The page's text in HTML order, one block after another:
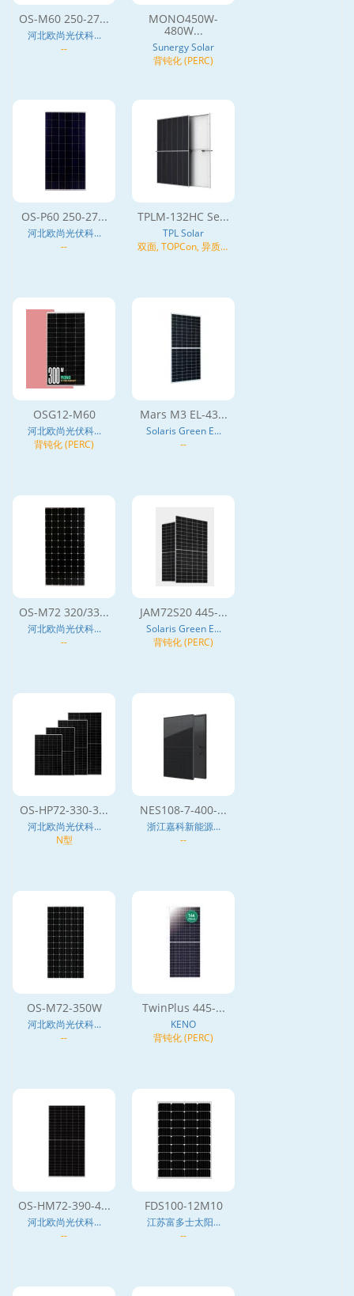
OS-M60 250-27...
河北欧尚光伏科...
--
MONO450W-
480W...
Sunergy Solar
背钝化 (PERC)
OS-P60 250-27...
河北欧尚光伏科...
--
TPLM-132HC Se...
TPL Solar
双面, TOPCon, 异质结
OSG12-M60
河北欧尚光伏科...
背钝化 (PERC)
Mars M3 EL-43...
Solaris Green E...
--
OS-M72 320/33...
河北欧尚光伏科...
--
JAM72S20 445-...
Solaris Green E...
背钝化 (PERC)
OS-HP72-330-3...
河北欧尚光伏科...
N型
NES108-7-400-...
浙江嘉科新能源...
--
OS-M72-350W
河北欧尚光伏科...
--
TwinPlus 445-...
KENO
背钝化 (PERC)
OS-HM72-390-4...
河北欧尚光伏科...
--
FDS100-12M10
江苏富多士太阳...
--